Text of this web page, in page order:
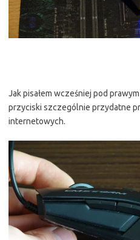
Jak pisałem wcześniej pod
przyciski szczególnie przydatne
internetowych.